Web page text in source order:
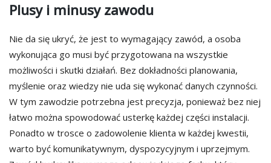
Plusy i minusy zawodu
Nie da się ukryć, że jest to wymagający zawód, a osoba
wykonująca go musi być przygotowana na wszystkie
możliwości i skutki działań. Bez dokładności planowania,
myślenie oraz wiedzy nie uda się wykonać danych czynności.
W tym zawodzie potrzebna jest precyzja, ponieważ bez niej
łatwo można spowodować usterkę każdej części instalacji.
Ponadto w trosce o zadowolenie klienta w każdej kwestii,
warto być komunikatywnym, dyspozycyjnym i uprzejmym.